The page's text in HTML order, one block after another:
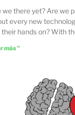
we there yet? Are we
every new
their hands on? With
más "